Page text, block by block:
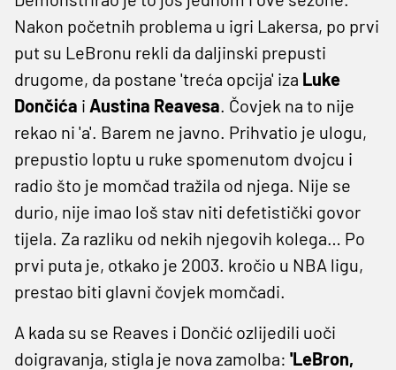
Nakon početnih problema u igri Lakersa, po prvi
put su LeBronu rekli da daljinski prepusti
drugome, da postane 'treća opcija' iza Luke
Dončića i Austina Reavesa. Čovjek na to nije
rekao ni 'a'. Barem ne javno. Prihvatio je ulogu,
prepustio loptu u ruke spomenutom dvojcu i
radio što je momčad tražila od njega. Nije se
durio, nije imao loš stav niti defetistički govor
tijela. Za razliku od nekih njegovih kolega… Po
prvi puta je, otkako je 2003. kročio u NBA ligu,
prestao biti glavni čovjek momčadi.
A kada su se Reaves i Dončić ozlijedili uoči
doigravanja, stigla je nova zamolba: 'LeBron,